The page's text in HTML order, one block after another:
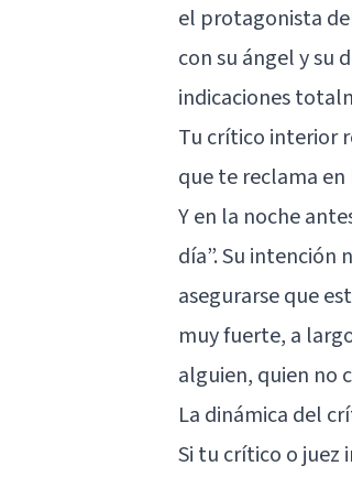
el protagonista
con su ángel y su
indicaciones
Tu crítico interior
que te reclama
Y en la noche
día”. Su
asegurarse que
muy fuerte, a
alguien, quien no
La dinámica del
Si tu crítico o